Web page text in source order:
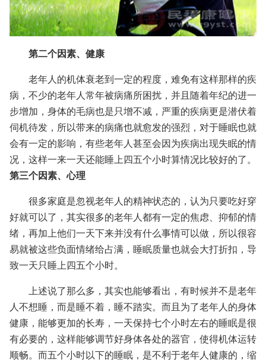
第二个因素、健康
老年人的机体衰老到一定的程度，难免有这样那样的疾
病，不少的老年人常年被病痛所困扰，并且随着年纪的进一
步增加，身体的毛病也是只增不减，严重的疾病更是潜伏着
伺机待发，所以带来的病痛也就愈发的强烈，对于睡眠也就
会有一定的影响，有些老年人甚至会因为疾病出现失眠的情
况，这样一来一天还能睡上四五个小时算情况比较好的了。
第三个因素、心理
很多家庭是忽视老年人的精神状态的，认为只要吃好穿
好就可以了，其实很多的老年人都有一定的焦虑、抑郁的情
绪，再加上他们一天下来并没有什么事情可以做，所以很容
易就被这些负面情绪给占满，睡眠质量也就会大打折扣，导
致一天只睡上四五个小时。
上述说了那么多，其实也能够看出，有时候并不是老年
人不想睡，而是睡不着，睡不踏实。而且为了老年人的身体
健康，能够更加的长寿，一天保持七个小时左右的睡眠是很
有必要的，这样能够调节好身体各处的器官，使得机体运转
顺畅。而五个小时以下的睡眠，是不利于老年人健康的，缩